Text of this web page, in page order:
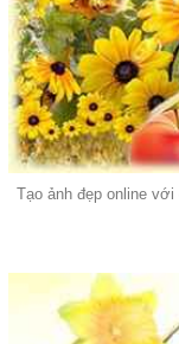
Tạo ảnh đẹp online